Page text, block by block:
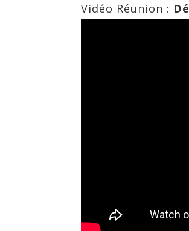
Vidéo Réunion :